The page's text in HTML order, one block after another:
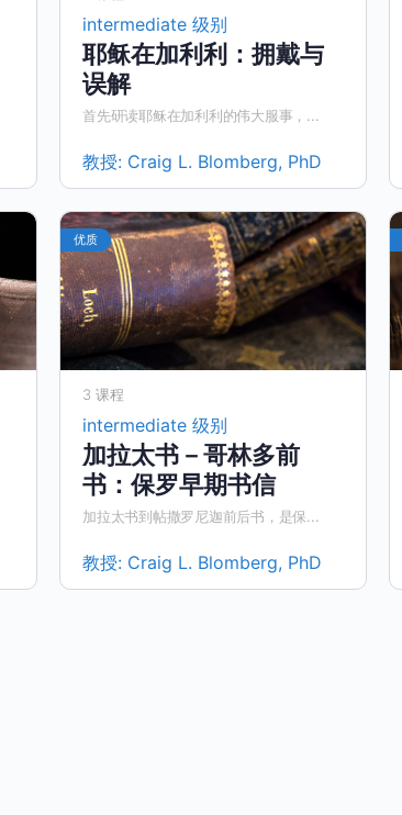
intermediate 级别
耶稣在加利利：拥戴与
误解
首先研读耶稣在加利利的伟大服事，...
教授: Craig L. Blomberg, PhD
优质
3 课程
intermediate 级别
加拉太书－哥林多前
书：保罗早期书信
加拉太书到帖撒罗尼迦前后书，是保...
教授: Craig L. Blomberg, PhD